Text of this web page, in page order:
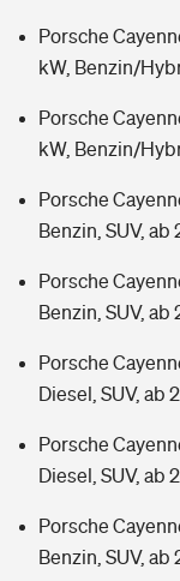
Porsche
kW, Benzin/
Porsche
kW, Benzin/
Porsche
Benzin, SUV, ab
Porsche
Benzin, SUV, ab
Porsche
Diesel, SUV, ab
Porsche
Diesel, SUV, ab
Porsche
Benzin, SUV, ab